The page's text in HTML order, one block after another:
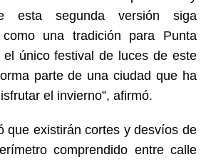
esta segunda versión siga
como una tradición para Punta
único festival de luces de este
parte de una ciudad que ha
el invierno”, afirmó.
que existirán cortes y desvíos de
comprendido entre calle